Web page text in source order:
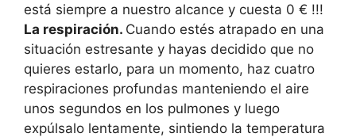
está siempre a nuestro alcance y cuesta 0 € !!!
La respiración. Cuando estés atrapado en una
situación estresante y hayas decidido que no
quieres estarlo, para un momento, haz cuatro
respiraciones profundas manteniendo el aire
unos segundos en los pulmones y luego
expúlsalo lentamente, sintiendo la temperatura